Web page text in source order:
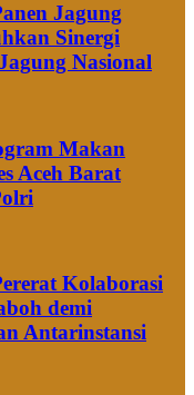
Jagung
Sinergi
Nasional
Makan
Aceh Barat
Kolaborasi
demi
Antarinstansi